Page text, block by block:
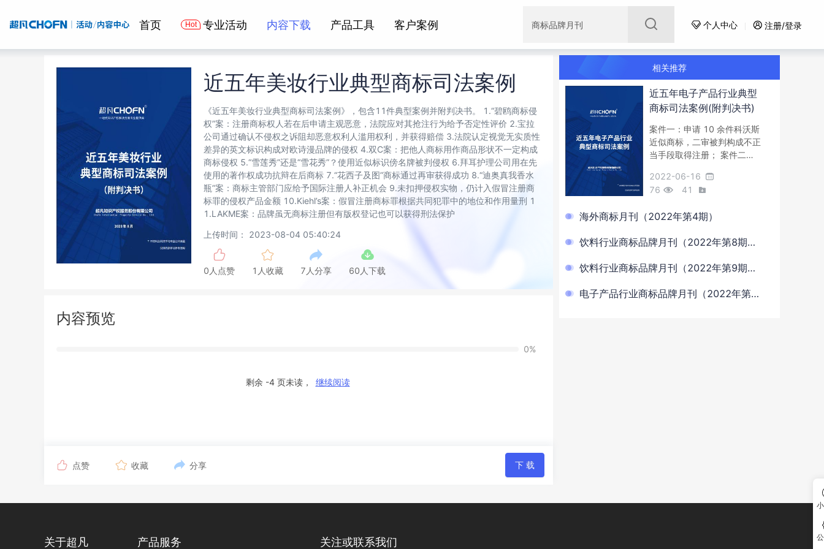
首页 专业活动 内容下载 产品工具 客户案例 商标品牌月刊 个人中心 注册/登录
近五年美妆行业典型商标司法案例
《近五年美妆行业典型商标司法案例》，包含11件典型案例并附判决书。 1.“碧鸥商标侵
权”案：注册商标权人若在后申请主观恶意，法院应对其抢注行为给予否定性评价 2.宝拉
公司通过确认不侵权之诉阻却恶意权利人滥用权利，并获得赔偿 3.法院认定视觉无实质性
差异的英文标识构成对欧诗漫品牌的侵权 4.双C案：把他人商标用作商品形状不一定构成
商标侵权 5.“雪莲秀”还是“雪花秀”？使用近似标识傍名牌被判侵权 6.拜耳护理公司用在先
使用的著作权成功抗辩在后商标 7.“花西子及图”商标通过再审获得成功 8.“迪奥真我香水
瓶”案：商标主管部门应给予国际注册人补正机会 9.未扣押侵权实物，仍计入假冒注册商
标罪的侵权产品金额 10.Kiehl’s案：假冒注册商标罪根据共同犯罪中的地位和作用量刑 1
1.LAKME案：品牌虽无商标注册但有版权登记也可以获得刑法保护
上传时间： 2023-08-04 05:40:24
0人点赞 1人收藏 7人分享 60人下载
内容预览
0%
剩余 -4 页未读， 继续阅读
点赞 收藏 分享 下 载
相关推荐
近五年电子产品行业典型
商标司法案例(附判决书)
案件一：申请 10 余件科沃斯
近似商标，二审被判构成不正
当手段取得注册； 案件二：
禁令及时制止侵权行为
2022-06-16
76
41
海外商标月刊（2022年第4期）
饮料行业商标品牌月刊（2022年第8期，
饮料行业商标品牌月刊（2022年第9期，
电子产品行业商标品牌月刊（2022年第7
关于超凡 产品服务 关注或联系我们